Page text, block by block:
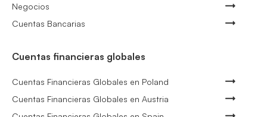
Negocios
Cuentas Bancarias
Cuentas financieras globales
Cuentas Financieras Globales en Poland
Cuentas Financieras Globales en Austria